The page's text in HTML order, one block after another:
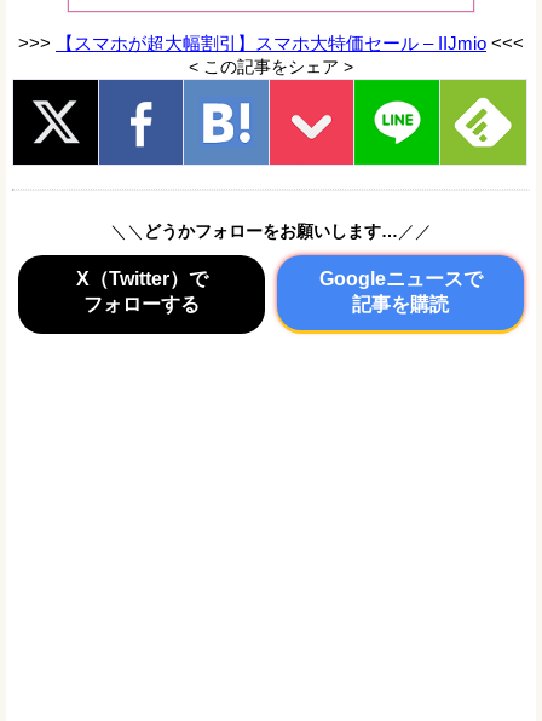
>>> 【スマホが超大幅割引】スマホ大特価セール – IIJmio <<<
< この記事をシェア >
＼＼ どうかフォローをお願いします…／／
X（Twitter）で
フォローする
Googleニュースで
記事を購読